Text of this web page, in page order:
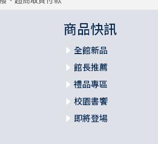
商品快訊
全館新品
館長推薦
禮品專區
校園書饗
即將登場